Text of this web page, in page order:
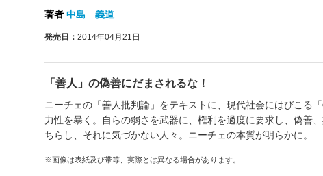
著者 中島 義道
発売日： 2014年04月21日
「善人」の偽善にだまされるな！
ニーチェの「善人批判論」をテキストに、現代社会にはびこる
力性を暴く。自らの弱さを武器に、権利を過度に要求し、偽善
ちらし、それに気づかない人々。ニーチェの本質が明らかに。
※画像は表紙及び帯等、実際とは異なる場合があります。